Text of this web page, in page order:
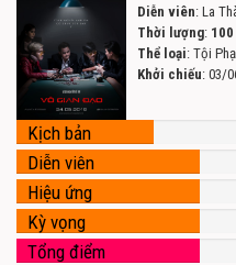
Diễn viên: La
Thời lượng:
Thể loại: Tội
Khởi chiếu: 03/
Kịch bản
Diễn viên
Hiệu ứng
Kỳ vọng
Tổng điểm